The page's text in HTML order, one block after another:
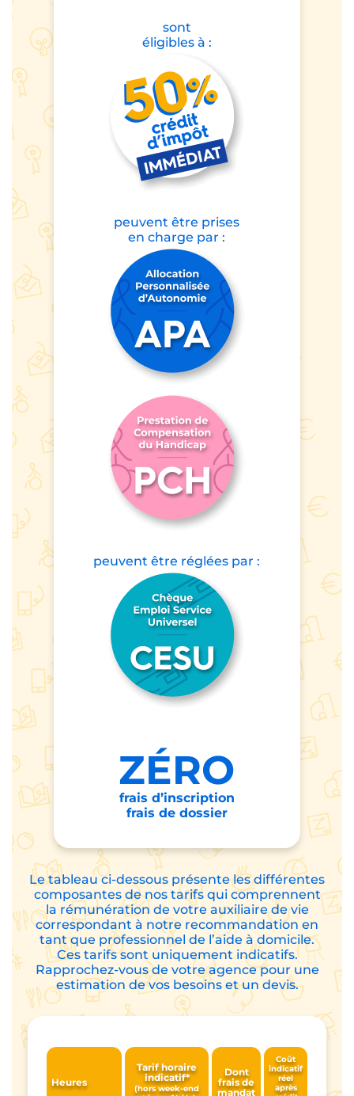
sont
éligibles à :
peuvent être prises
en charge par :
peuvent être réglées par :
ZÉRO
frais d’inscription
frais de dossier
Le tableau ci-dessous présente les différentes
composantes de nos tarifs qui comprennent
la rémunération de votre auxiliaire de vie
correspondant à notre recommandation en
tant que professionnel de l’aide à domicile.
Ces tarifs sont uniquement indicatifs.
Rapprochez-vous de votre agence pour une
estimation de vos besoins et un devis.
Heures
Tarif horaire
indicatif*
(hors week-end
Dont
frais de
mandat
Coût
indicatif
réel
après